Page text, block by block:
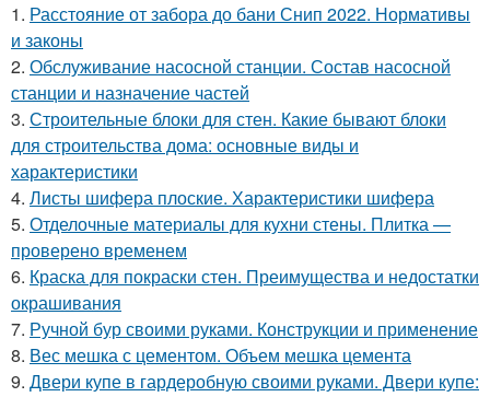
1. Расстояние от забора до бани Снип 2022. Нормативы
и законы
2. Обслуживание насосной станции. Состав насосной
станции и назначение частей
3. Строительные блоки для стен. Какие бывают блоки
для строительства дома: основные виды и
характеристики
4. Листы шифера плоские. Характеристики шифера
5. Отделочные материалы для кухни стены. Плитка —
проверено временем
6. Краска для покраски стен. Преимущества и недостатки
окрашивания
7. Ручной бур своими руками. Конструкции и применение
8. Вес мешка с цементом. Объем мешка цемента
9. Двери купе в гардеробную своими руками. Двери купе: